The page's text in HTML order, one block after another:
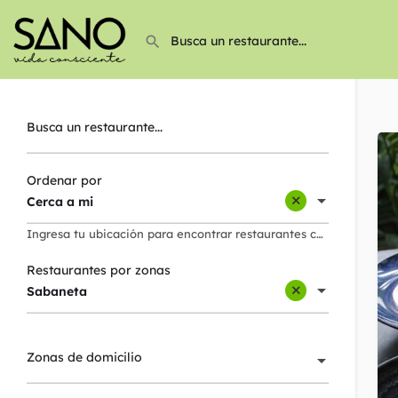
Busca un restaurante...
Cerca a mi
Ordenar por
Ingresa tu ubicación para encontrar restaurantes cerca de ti
Restaurantes por zonas
Sabaneta
Zonas de domicilio